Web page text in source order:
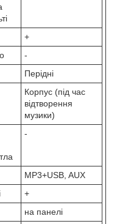
+
-
Перідні
Корпус (під час
відтворення
музики)
-
MP3+USB, AUX
+
на панелі